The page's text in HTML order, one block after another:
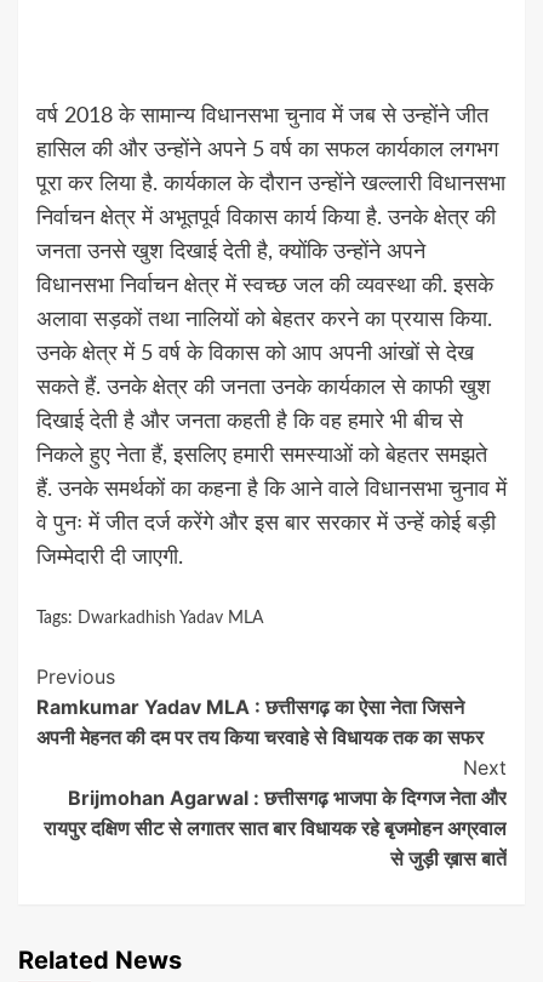
वर्ष 2018 के सामान्य विधानसभा चुनाव में जब से उन्होंने जीत
हासिल की और उन्होंने अपने 5 वर्ष का सफल कार्यकाल लगभग
पूरा कर लिया है. कार्यकाल के दौरान उन्होंने खल्लारी विधानसभा
निर्वाचन क्षेत्र में अभूतपूर्व विकास कार्य किया है. उनके क्षेत्र की
जनता उनसे खुश दिखाई देती है, क्योंकि उन्होंने अपने
विधानसभा निर्वाचन क्षेत्र में स्वच्छ जल की व्यवस्था की. इसके
अलावा सड़कों तथा नालियों को बेहतर करने का प्रयास किया.
उनके क्षेत्र में 5 वर्ष के विकास को आप अपनी आंखों से देख
सकते हैं. उनके क्षेत्र की जनता उनके कार्यकाल से काफी खुश
दिखाई देती है और जनता कहती है कि वह हमारे भी बीच से
निकले हुए नेता हैं, इसलिए हमारी समस्याओं को बेहतर समझते
हैं. उनके समर्थकों का कहना है कि आने वाले विधानसभा चुनाव में
वे पुनः में जीत दर्ज करेंगे और इस बार सरकार में उन्हें कोई बड़ी
जिम्मेदारी दी जाएगी.
Tags: Dwarkadhish Yadav MLA
Continue
Reading
Previous
Ramkumar Yadav MLA : छत्तीसगढ़ का ऐसा नेता जिसने
अपनी मेहनत की दम पर तय किया चरवाहे से विधायक तक का सफर
Next
Brijmohan Agarwal : छत्तीसगढ़ भाजपा के दिग्गज नेता और
रायपुर दक्षिण सीट से लगातर सात बार विधायक रहे बृजमोहन अग्रवाल
से जुड़ी ख़ास बातें
Related News